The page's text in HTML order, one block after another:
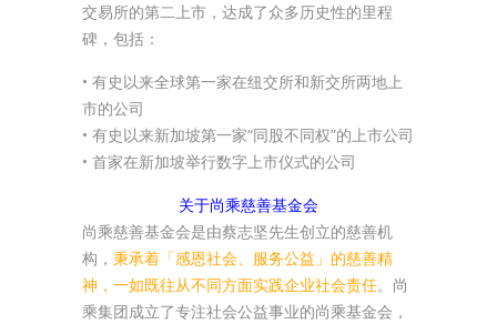
交易所的第二上市，达成了众多历史性的里程
碑，包括：
• 有史以来全球第一家在纽交所和新交所两地上
市的公司
• 有史以来新加坡第一家“同股不同权”的上市公司
• 首家在新加坡举行数字上市仪式的公司
关于尚乘慈善基金会
尚乘慈善基金会是由蔡志坚先生创立的慈善机
构， 秉承着「感恩社会、服务公益」的慈善精
神，一如既往从不同方面实践企业社会责任。尚
乘集团成立了专注社会公益事业的尚乘基金会，